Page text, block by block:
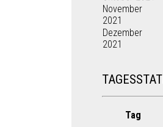
November
2021
Dezember
2021
Tag